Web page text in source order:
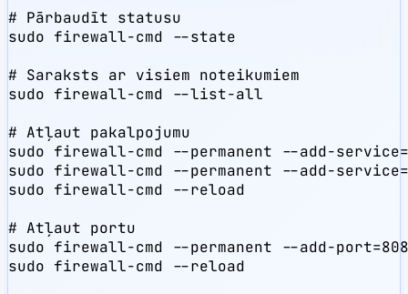
# Pārbaudīt statusu
sudo firewall-cmd --state
# Saraksts ar visiem noteikumiem
sudo firewall-cmd --list-all
# Atļaut pakalpojumu
sudo firewall-cmd --permanent --add-
sudo firewall-cmd --permanent --add-
sudo firewall-cmd --reload
# Atļaut portu
sudo firewall-cmd --permanent --add-
sudo firewall-cmd --reload